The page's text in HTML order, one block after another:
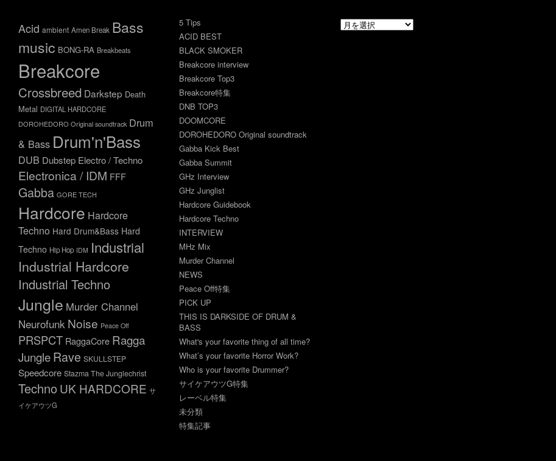
Acid ambient Amen Break Bass
music BONG-RA Breakbeats
Breakcore
Crossbreed Darkstep Death
Metal DIGITAL HARDCORE
DOROHEDORO Original soundtrack Drum
& Bass Drum'n'Bass
DUB Dubstep Electro / Techno
Electronica / IDM FFF
Gabba GORE TECH
Hardcore Hardcore
Techno Hard Drum&Bass Hard
Techno Hip Hop IDM Industrial
Industrial Hardcore
Industrial Techno
Jungle Murder Channel
Neurofunk Noise Peace Off
PRSPCT RaggaCore Ragga
JungleRave SKULLSTEP
Speedcore Stazma The Junglechrist
TechnoUK HARDCORE サ
イケアウツG
5 Tips
ACID BEST
BLACK SMOKER
Breakcore interview
Breakcore Top3
Breakcore特集
DNB TOP3
DOOMCORE
DOROHEDORO Original soundtrack
Gabba Kick Best
Gabba Summit
GHz Interview
GHz Junglist
Hardcore Guidebook
Hardcore Techno
INTERVIEW
MHz Mix
Murder Channel
NEWS
Peace Off特集
PICK UP
THIS IS DARKSIDE OF DRUM &
BASS
What's your favorite thing of all time?
What’s your favorite Horror Work?
Who is your favorite Drummer?
サイケアウツG特集
レーベル特集
未分類
特集記事
MONTHLY